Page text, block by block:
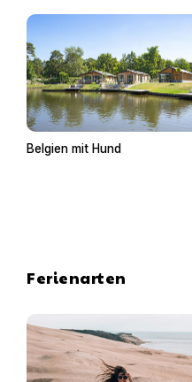
Belgien mit Hund
Ferienarten